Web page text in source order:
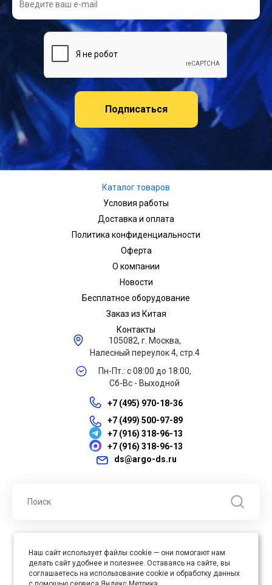
Подписаться
Каталог товаров
Условия работы
Доставка и оплата
Политика конфиденциальности
Оферта
О компании
Новости
Бесплатное оборудование
Заказ из Китая
Контакты
105082, г. Москва,
Налесный переулок 4, стр.4
Пн-Пт.: с 08:00 до 18:00,
Сб-Вс - Выходной
+7 (495) 970-18-36
+7 (499) 500-97-89
+7 (916) 318-96-13
+7 (916) 318-96-13
ds@argo-ds.ru
права защищены
Юр. адрес : 105005, г. Москва, ул. Бауманская, д.20, стр. 3
Наш сайт использует файлы cookie — они помогают нам
делать сайт удобнее и полезнее. Оставаясь на сайте, вы
соглашаетесь на использование cookie и обработку данных